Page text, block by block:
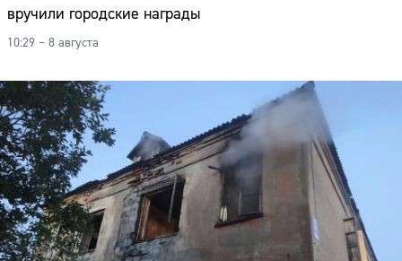
вручили городские награды
10:29 – 8 августа